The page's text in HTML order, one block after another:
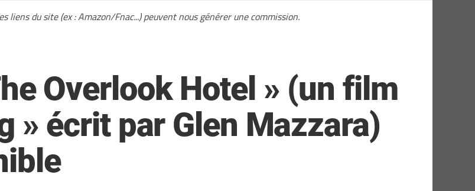
liens du site (ex : Amazon/Fnac...) peuvent nous générer une commission.
Overlook Hotel » (un film
» écrit par Glen Mazzara)